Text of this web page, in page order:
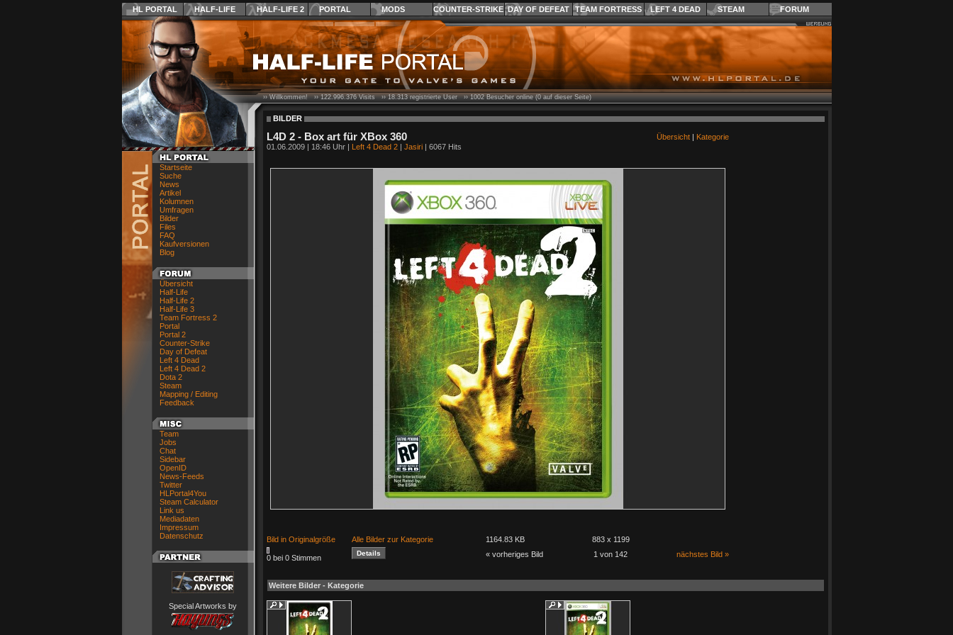
HL PORTAL HALF-LIFE HALF-LIFE 2 PORTAL MODS COUNTER-STRIKE DAY OF DEFEAT TEAM FORTRESS LEFT 4 DEAD STEAM FORUM
Startseite
Suche
News
Artikel
Kolumnen
Umfragen
Bilder
Files
FAQ
Kaufversionen
Blog
Übersicht
Half-Life
Half-Life 2
Half-Life 3
Team Fortress 2
Portal
Portal 2
Counter-Strike
Day of Defeat
Left 4 Dead
Left 4 Dead 2
Dota 2
Steam
Mapping / Editing
Feedback
Team
Jobs
Chat
Sidebar
OpenID
News-Feeds
Twitter
HLPortal4You
Steam Calculator
Link us
Mediadaten
Impressum
Datenschutz
Special Artworks by
›› Willkommen! ››122.996.376Visits ››18.313registrierte User ››1002Besucher online (0 auf dieser Seite)
BILDER
L4D 2 - Box art für XBox 360 Übersicht| Kategorie
01.06.2009 | 18:46 Uhr | Left 4 Dead 2| Jasiri| 6067 Hits
Bild in Originalgröße Alle Bilder zur Kategorie 1164.83 KB 883 x 1199
0 bei 0 Stimmen « vorheriges Bild 1 von 142 nächstes Bild »
Weitere Bilder - Kategorie